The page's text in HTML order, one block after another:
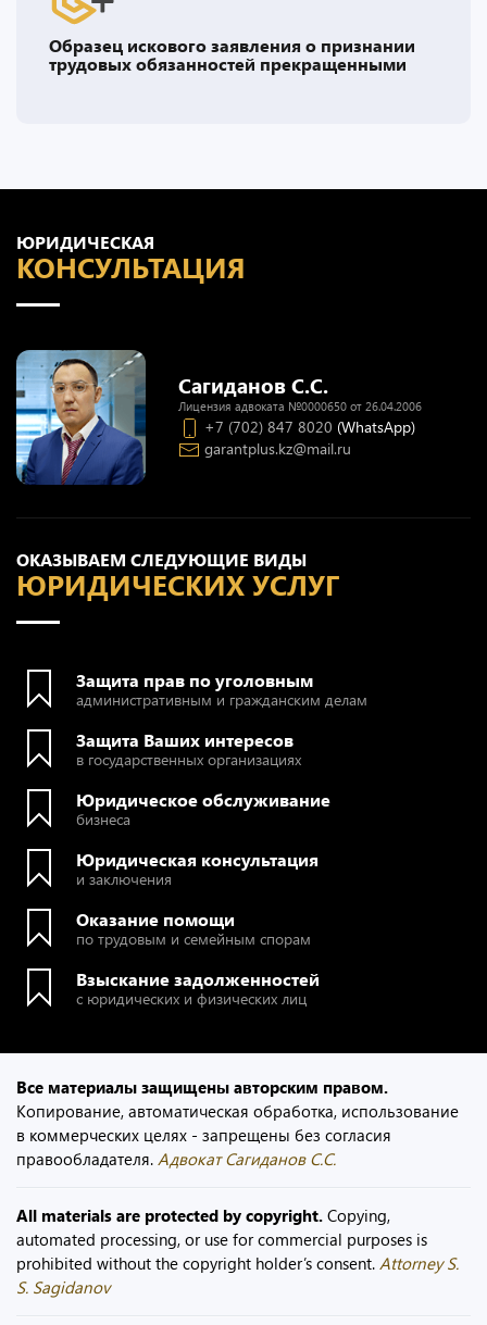
Образец искового заявления о признании
трудовых обязанностей прекращенными
ОКАЗЫВАЕМ СЛЕДУЮЩИЕ ВИДЫ
ЮРИДИЧЕСКИХ УСЛУГ
Защита прав по уголовным
административным и гражданским делам
Защита Ваших интересов
в государственных организациях
Юридическое обслуживание
бизнеса
Юридическая консультация
и заключения
Оказание помощи
по трудовым и семейным спорам
Взыскание задолженностей
с юридических и физических лиц
ЮРИДИЧЕСКАЯ
КОНСУЛЬТАЦИЯ
Сагиданов С.С.
Лицензия адвоката №0000650 от 26.04.2006
+7 (702) 847 8020 (WhatsApp)
garantplus.kz@mail.ru
Все материалы защищены авторским правом.
Копирование, автоматическая обработка, использование
в коммерческих целях - запрещены без согласия
правообладателя. Адвокат Сагиданов С.С.
All materials are protected by copyright. Copying,
automated processing, or use for commercial purposes is
prohibited without the copyright holder’s consent. Attorney S.
S. Sagidanov